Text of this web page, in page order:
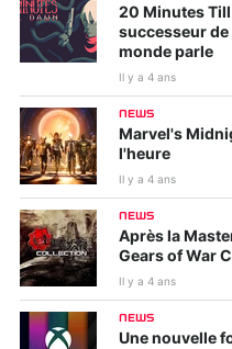
20 Minutes Till
successeur
monde parle
Il y a 4 ans
NEWS
Marvel's
l'heure
Il y a 4 ans
NEWS
Après la
Gears of War
Il y a 4 ans
NEWS
Une nouvelle